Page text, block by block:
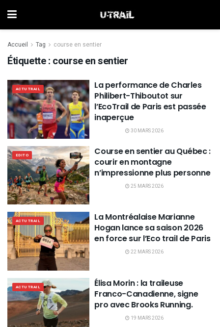
Accueil Tag course en sentier
Étiquette : course en sentier
ACTU TRAIL
La performance de Charles
Philibert-Thiboutot sur
l’EcoTrail de Paris est passée
inaperçue
30 MARS 2026
EDITO
Course en sentier au Québec :
courir en montagne
n’impressionne plus personne
25 MARS 2026
ACTU TRAIL
La Montréalaise Marianne
Hogan lance sa saison 2026
en force sur l’Eco trail de Paris
22 MARS 2026
ACTU TRAIL
Élisa Morin : la traileuse
Franco-Canadienne, signe
pro avec Brooks Running.
19 MARS 2026